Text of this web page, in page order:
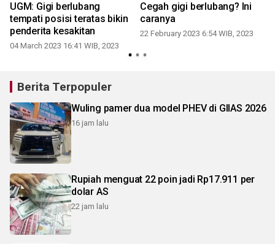
UGM: Gigi berlubang
tempati posisi teratas bikin
penderita kesakitan
04 March 2023 16:41 WIB, 2023
Cegah gigi berlubang? Ini
caranya
22 February 2023 6:54 WIB, 2023
Berita Terpopuler
Wuling pamer dua model PHEV di GIIAS 2026
16 jam lalu
Rupiah menguat 22 poin jadi Rp17.911 per
dolar AS
22 jam lalu